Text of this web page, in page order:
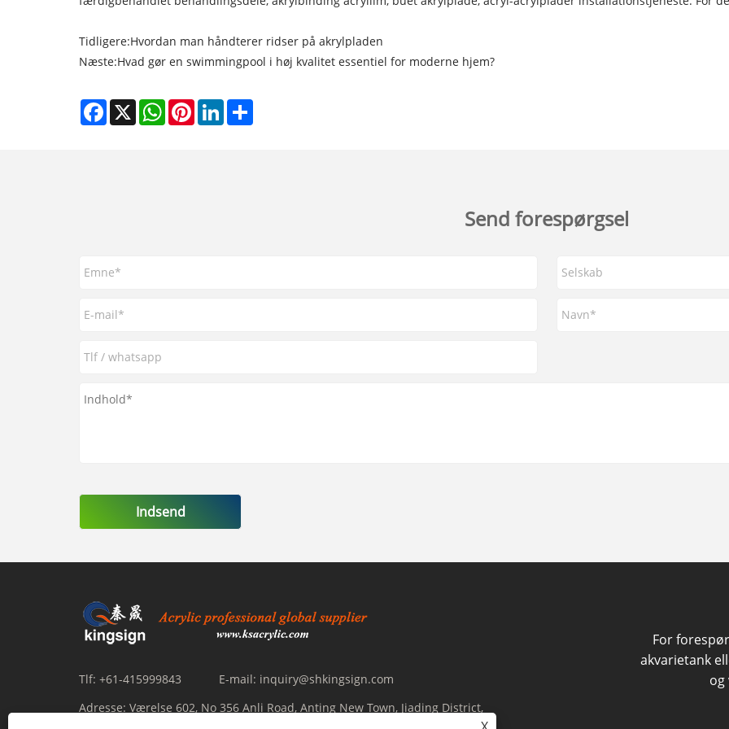
Tidligere:Hvordan man håndterer ridser på akrylpladen
Næste:Hvad gør en swimmingpool i høj kvalitet essentiel for moderne hjem?
Facebook
X WhatsAppPinterestLinkedIn
Send forespørgsel
Indsend
Tlf: +61-415999843 E-mail: inquiry@shkingsign.com
Adresse: Værelse 602, No 356 Anli Road, Anting New Town, Jiading District,
For
akvarietank
og